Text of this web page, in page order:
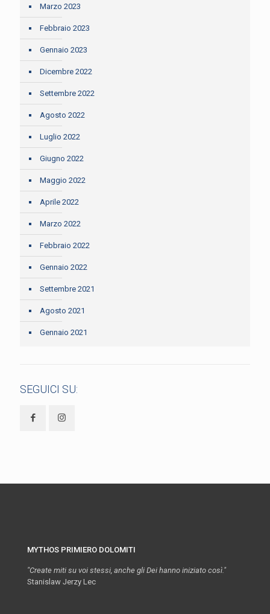
Marzo 2023
Febbraio 2023
Gennaio 2023
Dicembre 2022
Settembre 2022
Agosto 2022
Luglio 2022
Giugno 2022
Maggio 2022
Aprile 2022
Marzo 2022
Febbraio 2022
Gennaio 2022
Settembre 2021
Agosto 2021
Gennaio 2021
SEGUICI SU:
MYTHOS PRIMIERO DOLOMITI
"Create miti su voi stessi, anche gli Dei hanno iniziato così."
Stanislaw Jerzy Lec